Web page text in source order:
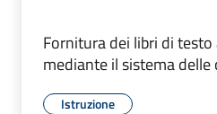
Fornitura dei libri di
mediante il sistema delle
Istruzione